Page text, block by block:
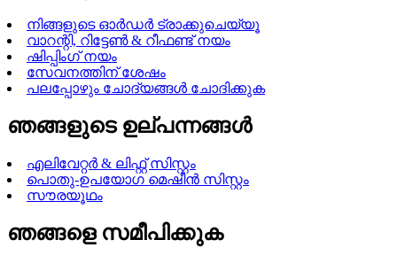
നിങ്ങളുടെ ഓർഡർ ട്രാക്കുചെയ്യൂ
വാറന്റി, റിട്ടേൺ & റീഫണ്ട് നയം
ഷിപ്പിംഗ് നയം
സേവനത്തിന് ശേഷം
പലപ്പോഴും ചോദ്യങ്ങൾ ചോദിക്കുക
ഞങ്ങളുടെ ഉല്പന്നങ്ങൾ
എലിവേറ്റർ & ലിഫ്റ്റ് സിസ്റ്റം
പൊതു-ഉപയോഗ മെഷീൻ സിസ്റ്റം
സൗരയൂഥം
ഞങ്ങളെ സമീപിക്കുക